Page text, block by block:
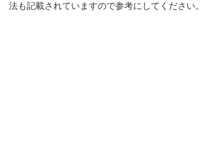
法も記載されていますので参考にしてください。